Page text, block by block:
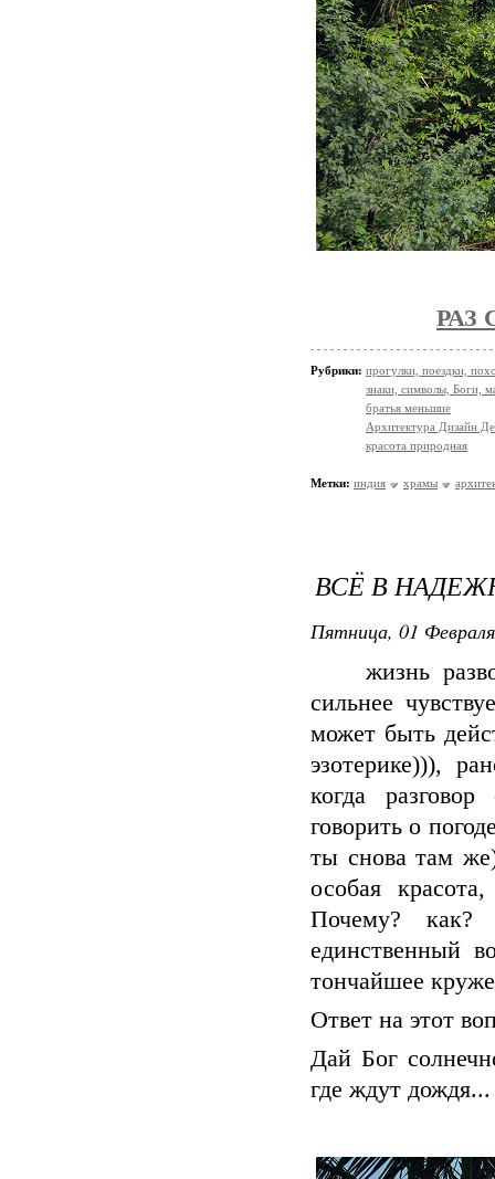
РАЗ
Рубрики: прогулки, поездки,
знаки, символы, Боги,
братья меньшие
Архитектура Дизайн
красота природная
Метки: индия храмы
ВСЁ В
Пятница, 01
жизнь
сильнее
может быть
эзотерике))),
когда
говорить о
ты снова там
особая
Почему? как?
единственный
тончайшее
Ответ на этот
Дай Бог
где ждут дождя...